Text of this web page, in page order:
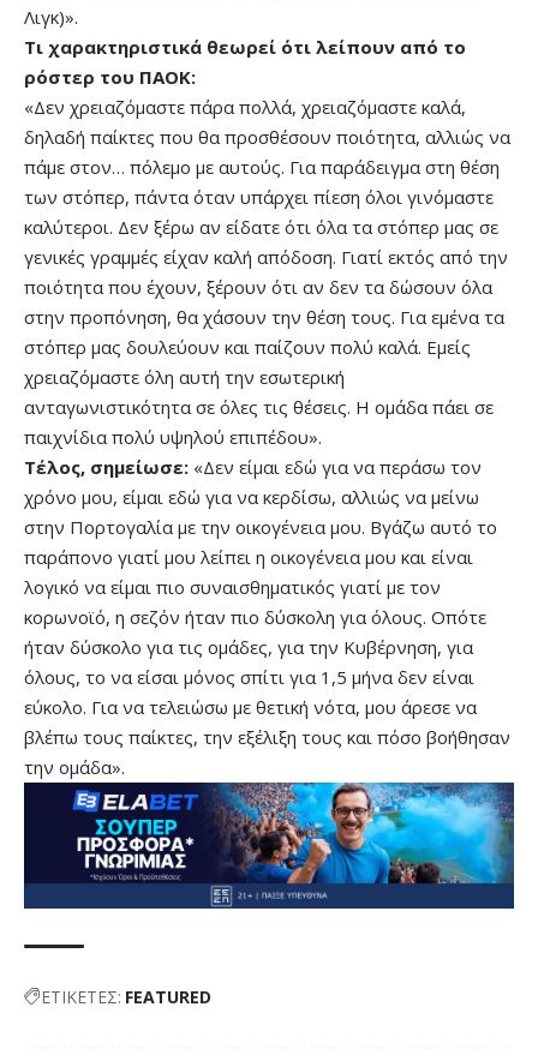
Λιγκ)».
Τι χαρακτηριστικά θεωρεί ότι λείπουν από το
ρόστερ του ΠΑΟΚ:
«Δεν χρειαζόμαστε πάρα πολλά, χρειαζόμαστε καλά,
δηλαδή παίκτες που θα προσθέσουν ποιότητα, αλλιώς να
πάμε στον… πόλεμο με αυτούς. Για παράδειγμα στη θέση
των στόπερ, πάντα όταν υπάρχει πίεση όλοι γινόμαστε
καλύτεροι. Δεν ξέρω αν είδατε ότι όλα τα στόπερ μας σε
γενικές γραμμές είχαν καλή απόδοση. Γιατί εκτός από την
ποιότητα που έχουν, ξέρουν ότι αν δεν τα δώσουν όλα
στην προπόνηση, θα χάσουν την θέση τους. Για εμένα τα
στόπερ μας δουλεύουν και παίζουν πολύ καλά. Εμείς
χρειαζόμαστε όλη αυτή την εσωτερική
ανταγωνιστικότητα σε όλες τις θέσεις. Η ομάδα πάει σε
παιχνίδια πολύ υψηλού επιπέδου».
Τέλος, σημείωσε: «Δεν είμαι εδώ για να περάσω τον
χρόνο μου, είμαι εδώ για να κερδίσω, αλλιώς να μείνω
στην Πορτογαλία με την οικογένεια μου. Βγάζω αυτό το
παράπονο γιατί μου λείπει η οικογένεια μου και είναι
λογικό να είμαι πιο συναισθηματικός γιατί με τον
κορωνοϊό, η σεζόν ήταν πιο δύσκολη για όλους. Οπότε
ήταν δύσκολο για τις ομάδες, για την Κυβέρνηση, για
όλους, το να είσαι μόνος σπίτι για 1,5 μήνα δεν είναι
εύκολο. Για να τελειώσω με θετική νότα, μου άρεσε να
βλέπω τους παίκτες, την εξέλιξη τους και πόσο βοήθησαν
την ομάδα».
ΕΤΙΚΕΤΕΣ: FEATURED